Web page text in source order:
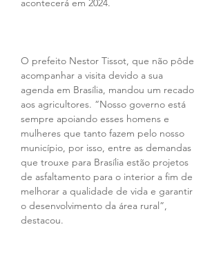
acontecerá em 2024.
O prefeito Nestor Tissot, que não pôde
acompanhar a visita devido a sua
agenda em Brasília, mandou um recado
aos agricultores. “Nosso governo está
sempre apoiando esses homens e
mulheres que tanto fazem pelo nosso
município, por isso, entre as demandas
que trouxe para Brasília estão projetos
de asfaltamento para o interior a fim de
melhorar a qualidade de vida e garantir
o desenvolvimento da área rural”,
destacou.